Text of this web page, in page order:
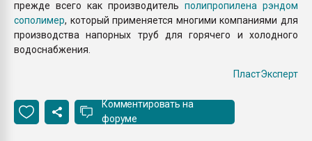
прежде всего как производитель полипропилена рэндом
сополимер, который применяется многими компаниями для
производства напорных труб для горячего и холодного
водоснабжения.
ПластЭксперт
Комментировать на
форуме